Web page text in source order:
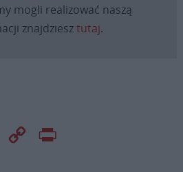
mogli realizować naszą
znajdziesztutaj.
Email
Copy